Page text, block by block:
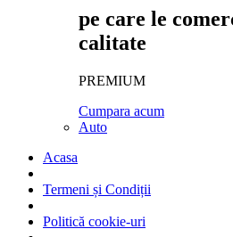
pe care le
calitate
PREMIUM
Cumpara acum
Auto
Acasa
Termeni și Condiții
Politică cookie-uri